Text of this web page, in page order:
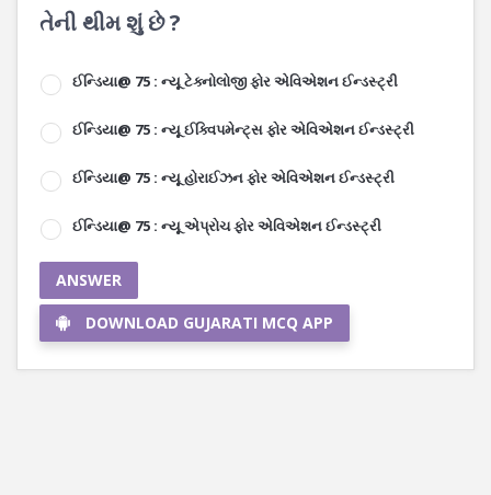
તેની થીમ શું છે ?
ઈન્ડિયા@ 75 : ન્યૂ ટેક્નોલોજી ફોર એવિએશન ઈન્ડસ્ટ્રી
ઈન્ડિયા@ 75 : ન્યૂ ઈક્વિપમેન્ટ્સ ફોર એવિએશન ઈન્ડસ્ટ્રી
ઈન્ડિયા@ 75 : ન્યૂ હોરાઈઝન ફોર એવિએશન ઈન્ડસ્ટ્રી
ઈન્ડિયા@ 75 : ન્યૂ એપ્રોચ ફોર એવિએશન ઈન્ડસ્ટ્રી
ANSWER
DOWNLOAD GUJARATI MCQ APP